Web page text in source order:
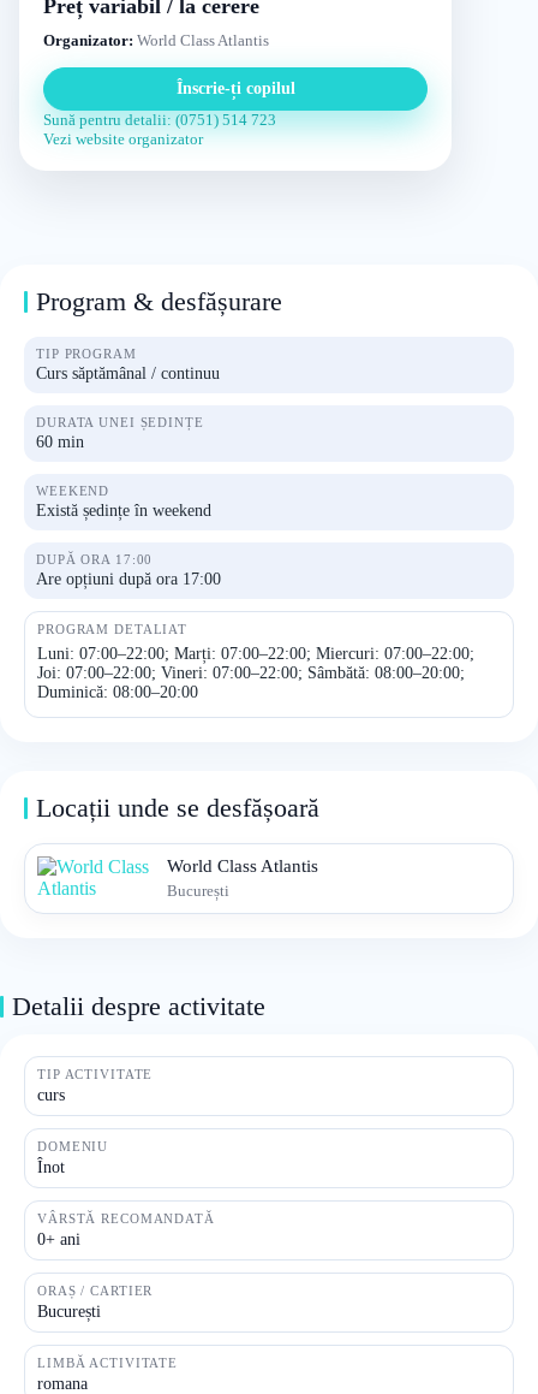
Preț variabil / la cerere
Organizator: World Class Atlantis
Înscrie-ți copilul
Sună pentru detalii: (0751) 514 723
Vezi website organizator
Program & desfășurare
TIP PROGRAM
Curs săptămânal / continuu
DURATA UNEI ȘEDINȚE
60 min
WEEKEND
Există ședințe în weekend
DUPĂ ORA 17:00
Are opțiuni după ora 17:00
PROGRAM DETALIAT
Luni: 07:00–22:00; Marți: 07:00–22:00; Miercuri: 07:00–22:00;
Joi: 07:00–22:00; Vineri: 07:00–22:00; Sâmbătă: 08:00–20:00;
Duminică: 08:00–20:00
Locații unde se desfășoară
World Class Atlantis
București
Detalii despre activitate
TIP ACTIVITATE
curs
DOMENIU
Înot
VÂRSTĂ RECOMANDATĂ
0+ ani
ORAȘ / CARTIER
București
LIMBĂ ACTIVITATE
romana